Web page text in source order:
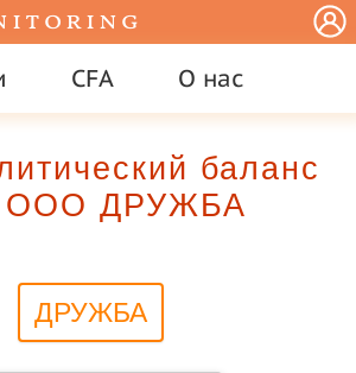
CFA О нас
баланс
ООО ДРУЖБА
ДРУЖБА